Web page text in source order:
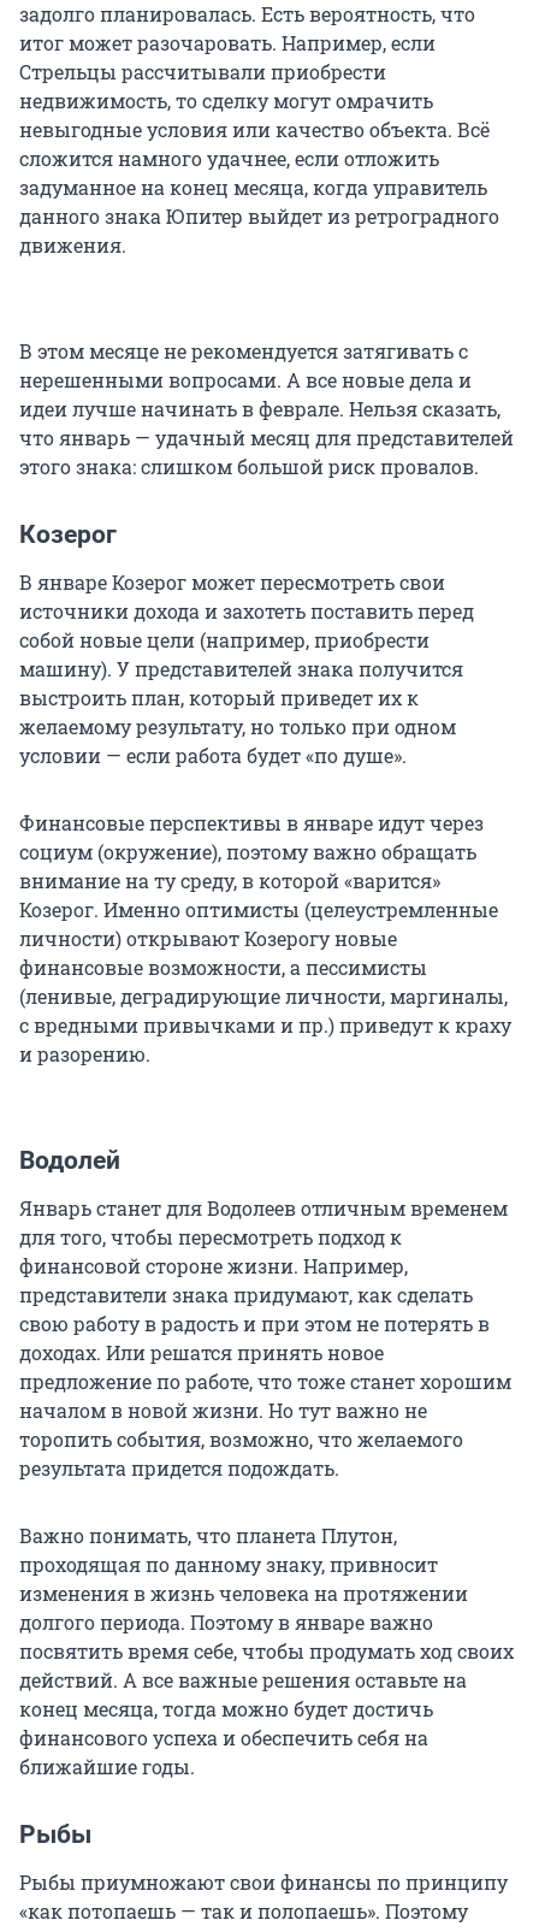
задолго планировалась. Есть вероятность, что
итог может разочаровать. Например, если
Стрельцы рассчитывали приобрести
недвижимость, то сделку могут омрачить
невыгодные условия или качество объекта. Всё
сложится намного удачнее, если отложить
задуманное на конец месяца, когда управитель
данного знака Юпитер выйдет из ретроградного
движения.
В этом месяце не рекомендуется затягивать с
нерешенными вопросами. А все новые дела и
идеи лучше начинать в феврале. Нельзя сказать,
что январь — удачный месяц для представителей
этого знака: слишком большой риск провалов.
Козерог
В январе Козерог может пересмотреть свои
источники дохода и захотеть поставить перед
собой новые цели (например, приобрести
машину). У представителей знака получится
выстроить план, который приведет их к
желаемому результату, но только при одном
условии — если работа будет «по душе».
Финансовые перспективы в январе идут через
социум (окружение), поэтому важно обращать
внимание на ту среду, в которой «варится»
Козерог. Именно оптимисты (целеустремленные
личности) открывают Козерогу новые
финансовые возможности, а пессимисты
(ленивые, деградирующие личности, маргиналы,
с вредными привычками и пр.) приведут к краху
и разорению.
Водолей
Январь станет для Водолеев отличным временем
для того, чтобы пересмотреть подход к
финансовой стороне жизни. Например,
представители знака придумают, как сделать
свою работу в радость и при этом не потерять в
доходах. Или решатся принять новое
предложение по работе, что тоже станет хорошим
началом в новой жизни. Но тут важно не
торопить события, возможно, что желаемого
результата придется подождать.
Важно понимать, что планета Плутон,
проходящая по данному знаку, привносит
изменения в жизнь человека на протяжении
долгого периода. Поэтому в январе важно
посвятить время себе, чтобы продумать ход своих
действий. А все важные решения оставьте на
конец месяца, тогда можно будет достичь
финансового успеха и обеспечить себя на
ближайшие годы.
Рыбы
Рыбы приумножают свои финансы по принципу
«как потопаешь — так и полопаешь». Поэтому